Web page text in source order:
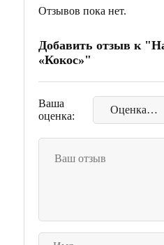
Отзывов пока нет.
Добавить отзыв к
«Кокос»"
Ваша
оценка: